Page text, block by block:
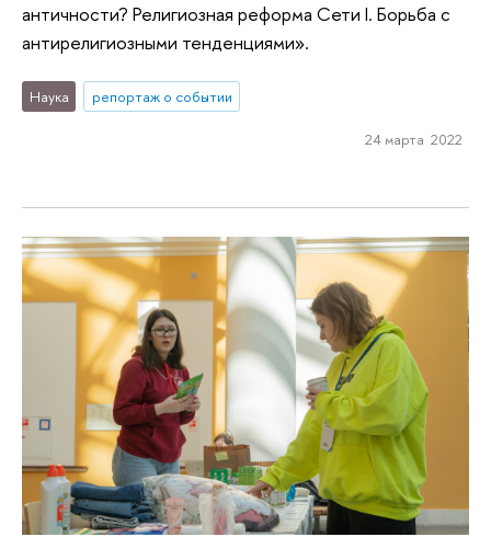
античности? Религиозная реформа Сети I. Борьба с
антирелигиозными тенденциями».
Наука репортаж о событии
24 марта 2022